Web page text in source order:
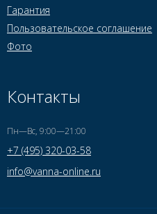
Гарантия
Пользовательское соглашение
Фото
Контакты
Пн—Вс, 9:00—21:00
+7 (495) 320-03-58
info@vanna-online.ru